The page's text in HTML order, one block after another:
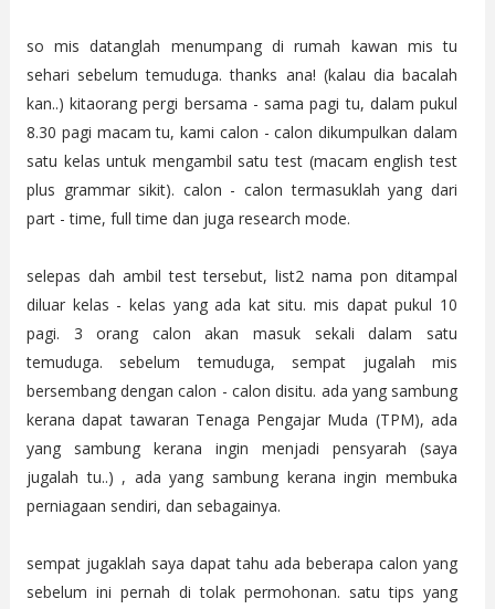
so mis datanglah menumpang di rumah kawan mis tu
sehari sebelum temuduga. thanks ana! (kalau dia bacalah
kan..) kitaorang pergi bersama - sama pagi tu, dalam pukul
8.30 pagi macam tu, kami calon - calon dikumpulkan dalam
satu kelas untuk mengambil satu test (macam english test
plus grammar sikit). calon - calon termasuklah yang dari
part - time, full time dan juga research mode.
selepas dah ambil test tersebut, list2 nama pon ditampal
diluar kelas - kelas yang ada kat situ. mis dapat pukul 10
pagi. 3 orang calon akan masuk sekali dalam satu
temuduga. sebelum temuduga, sempat jugalah mis
bersembang dengan calon - calon disitu. ada yang sambung
kerana dapat tawaran Tenaga Pengajar Muda (TPM), ada
yang sambung kerana ingin menjadi pensyarah (saya
jugalah tu..) , ada yang sambung kerana ingin membuka
perniagaan sendiri, dan sebagainya.
sempat jugaklah saya dapat tahu ada beberapa calon yang
sebelum ini pernah di tolak permohonan. satu tips yang